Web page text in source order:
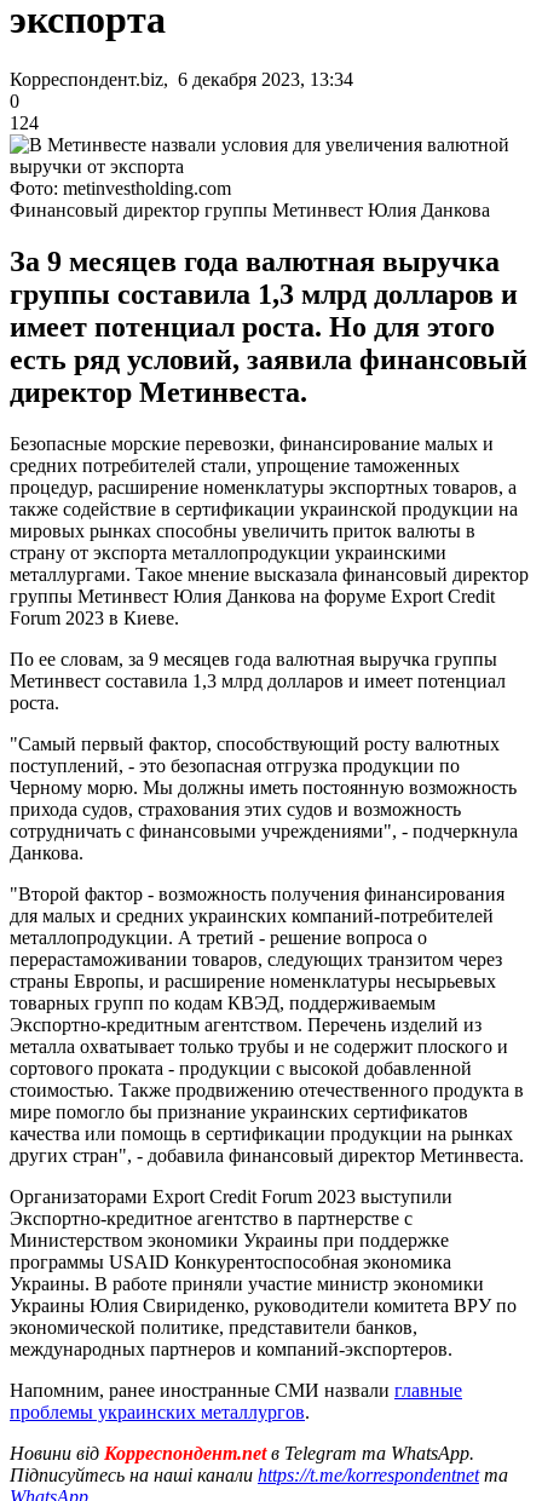
экспорта
Корреспондент.biz, 6 декабря 2023, 13:34
0
124
Фото: metinvestholding.com
Финансовый директор группы Метинвест Юлия Данкова
За 9 месяцев года валютная выручка
группы составила 1,3 млрд долларов и
имеет потенциал роста. Но для этого
есть ряд условий, заявила финансовый
директор Метинвеста.
Безопасные морские перевозки, финансирование малых и
средних потребителей стали, упрощение таможенных
процедур, расширение номенклатуры экспортных товаров, а
также содействие в сертификации украинской продукции на
мировых рынках способны увеличить приток валюты в
страну от экспорта металлопродукции украинскими
металлургами. Такое мнение высказала финансовый директор
группы Метинвест Юлия Данкова на форуме Export Credit
Forum 2023 в Киеве.
По ее словам, за 9 месяцев года валютная выручка группы
Метинвест составила 1,3 млрд долларов и имеет потенциал
роста.
"Самый первый фактор, способствующий росту валютных
поступлений, - это безопасная отгрузка продукции по
Черному морю. Мы должны иметь постоянную возможность
прихода судов, страхования этих судов и возможность
сотрудничать с финансовыми учреждениями", - подчеркнула
Данкова.
"Второй фактор - возможность получения финансирования
для малых и средних украинских компаний-потребителей
металлопродукции. А третий - решение вопроса о
перерастаможивании товаров, следующих транзитом через
страны Европы, и расширение номенклатуры несырьевых
товарных групп по кодам КВЭД, поддерживаемым
Экспортно-кредитным агентством. Перечень изделий из
металла охватывает только трубы и не содержит плоского и
сортового проката - продукции с высокой добавленной
стоимостью. Также продвижению отечественного продукта в
мире помогло бы признание украинских сертификатов
качества или помощь в сертификации продукции на рынках
других стран", - добавила финансовый директор Метинвеста.
Организаторами Export Credit Forum 2023 выступили
Экспортно-кредитное агентство в партнерстве с
Министерством экономики Украины при поддержке
программы USAID Конкурентоспособная экономика
Украины. В работе приняли участие министр экономики
Украины Юлия Свириденко, руководители комитета ВРУ по
экономической политике, представители банков,
международных партнеров и компаний-экспортеров.
Напомним, ранее иностранные СМИ назвали главные
проблемы украинских металлургов.
Новини від Корреспондент.netв Telegram та WhatsApp.
Підписуйтесь на наші канали https://t.me/korrespondentnetта
WhatsApp